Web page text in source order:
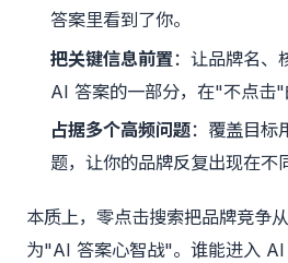
答案里看到了你。
把关键信息前置 ：让品牌名、
AI 答案的一部分，在"不点击"
占据多个高频问题：覆盖目标
题，让你的品牌反复出现在不
本质上，零点击搜索把品牌竞争
为"AI 答案心智战"。谁能进入